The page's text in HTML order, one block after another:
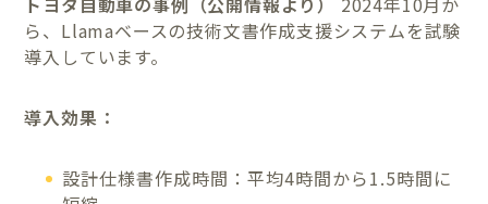
ら、Llamaベースの技術文書作成支援システムを試験
導入しています。
導入効果：
設計仕様書作成時間：平均4時間から1.5時間に